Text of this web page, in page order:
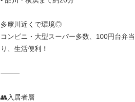
多摩川近くで環境◎
コンビニ・大型スーパー多数、100円台弁
り、生活便利！
⸻
👥入居者層